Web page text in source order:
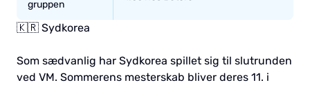
gruppen
🇰🇷 Sydkorea
Som sædvanlig har Sydkorea spillet sig til slutrunden
ved VM. Sommerens mesterskab bliver deres 11. i